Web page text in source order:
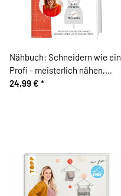
Nähbuch: Schneidern wie ein
Profi - meisterlich nähen,
Topp
24,99 € *